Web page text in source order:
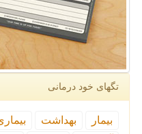
تگهای خود درمانی
بیمار بهداشت